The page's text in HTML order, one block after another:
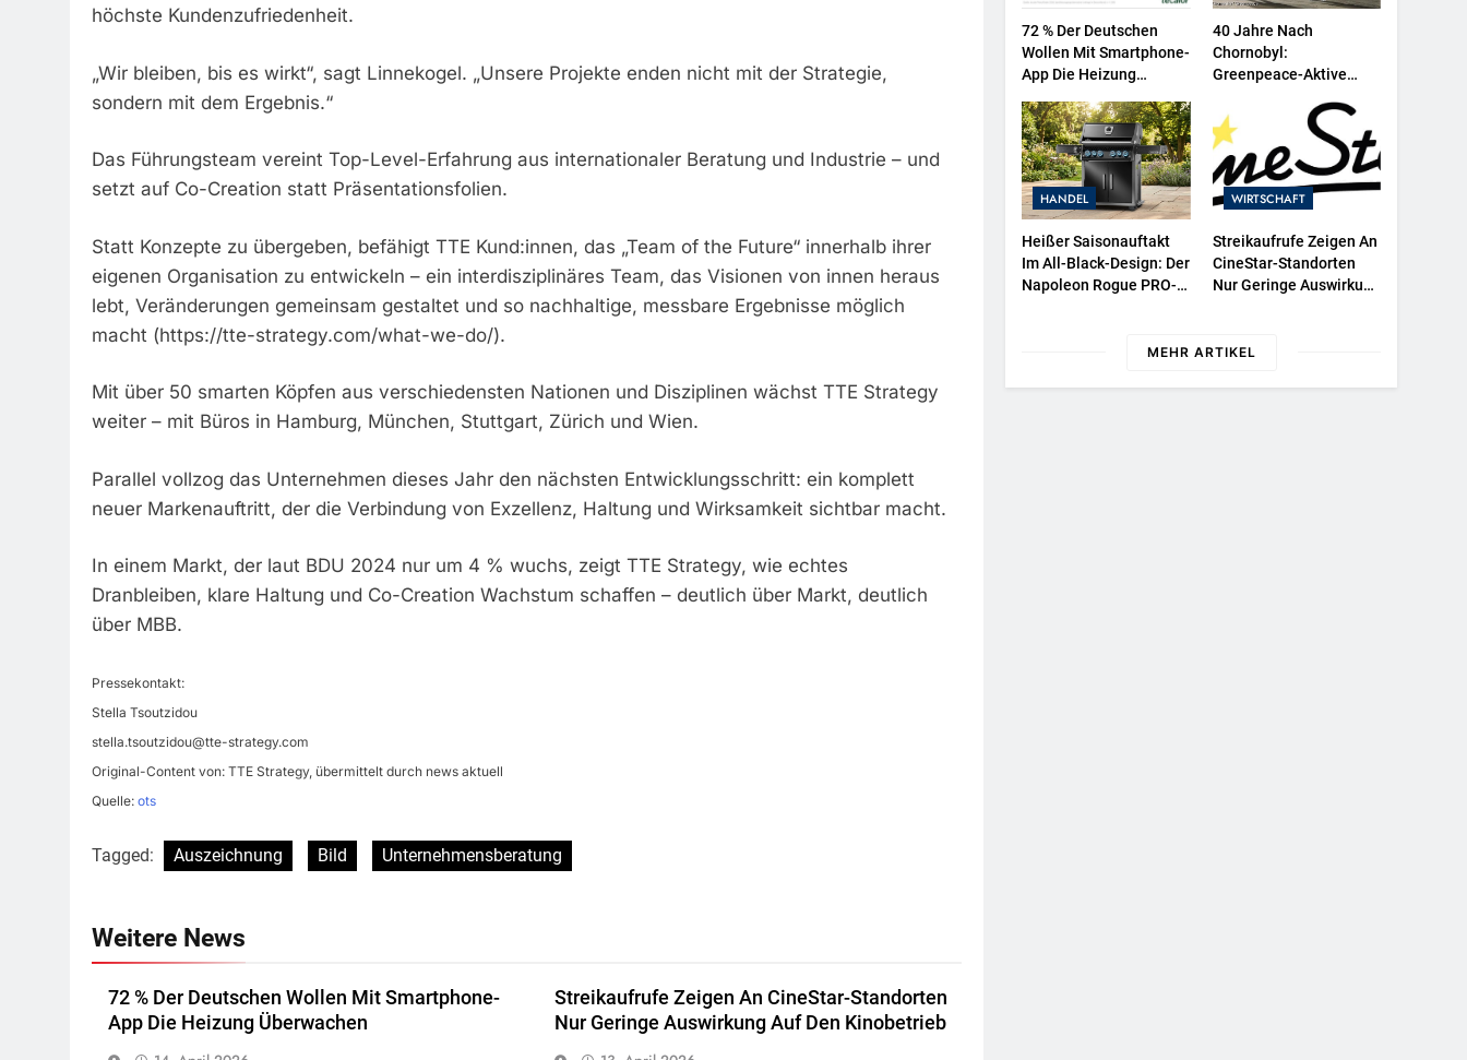
höchste Kundenzufriedenheit.
„Wir bleiben, bis es wirkt“, sagt Linnekogel. „Unsere Projekte enden nicht mit der Strategie,
sondern mit dem Ergebnis.“
Das Führungsteam vereint Top-Level-Erfahrung aus internationaler Beratung und Industrie – und
setzt auf Co-Creation statt Präsentationsfolien.
Statt Konzepte zu übergeben, befähigt TTE Kund:innen, das „Team of the Future“ innerhalb ihrer
eigenen Organisation zu entwickeln – ein interdisziplinäres Team, das Visionen von innen heraus
lebt, Veränderungen gemeinsam gestaltet und so nachhaltige, messbare Ergebnisse möglich
macht (https://tte-strategy.com/what-we-do/).
Mit über 50 smarten Köpfen aus verschiedensten Nationen und Disziplinen wächst TTE Strategy
weiter – mit Büros in Hamburg, München, Stuttgart, Zürich und Wien.
Parallel vollzog das Unternehmen dieses Jahr den nächsten Entwicklungsschritt: ein komplett
neuer Markenauftritt, der die Verbindung von Exzellenz, Haltung und Wirksamkeit sichtbar macht.
In einem Markt, der laut BDU 2024 nur um 4 % wuchs, zeigt TTE Strategy, wie echtes
Dranbleiben, klare Haltung und Co-Creation Wachstum schaffen – deutlich über Markt, deutlich
über MBB.
Pressekontakt:
Stella Tsoutzidou
stella.tsoutzidou@tte-strategy.com
Original-Content von: TTE Strategy, übermittelt durch news aktuell
Quelle: ots
Tagged: Auszeichnung Bild Unternehmensberatung
Weitere News
72 % Der Deutschen Wollen Mit Smartphone-
App Die Heizung Überwachen
Streikaufrufe Zeigen An CineStar-Standorten
Nur Geringe Auswirkung Auf Den Kinobetrieb
72 % Der Deutschen
Wollen Mit Smartphone-
App Die Heizung
40 Jahre Nach
Chornobyl:
Greenpeace-Aktive
Unterstützung Bei
Wiederaufbau Der
Zerstörten Schutzhülle /
Greenpeace-Report
Dokumentiert Folgen
Drohnenangriffs
HANDEL
Heißer Saisonauftakt
Im All-Black-Design: Der
Napoleon Rogue PRO-S
WIRTSCHAFT
Streikaufrufe Zeigen An
CineStar-Standorten
Nur Geringe Auswirkung
MEHR ARTIKEL